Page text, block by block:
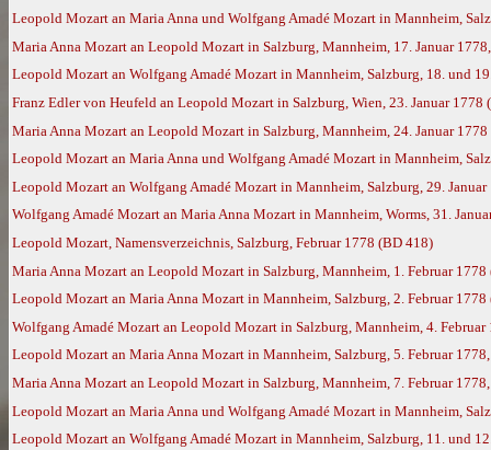
Leopold Mozart an Maria Anna und Wolfgang Amadé Mozart in Mannheim,
Maria Anna Mozart an Leopold Mozart in Salzburg, Mannheim, 17. Januar
Leopold Mozart an Wolfgang Amadé Mozart in Mannheim, Salzburg, 18. und
Franz Edler von Heufeld an Leopold Mozart in Salzburg, Wien, 23. Januar 1778
Maria Anna Mozart an Leopold Mozart in Salzburg, Mannheim, 24. Januar
Leopold Mozart an Maria Anna und Wolfgang Amadé Mozart in Mannheim,
Leopold Mozart an Wolfgang Amadé Mozart in Mannheim, Salzburg, 29.
Wolfgang Amadé Mozart an Maria Anna Mozart in Mannheim, Worms, 31.
Leopold Mozart, Namensverzeichnis, Salzburg, Februar 1778 (BD 418)
Maria Anna Mozart an Leopold Mozart in Salzburg, Mannheim, 1. Februar 1778
Leopold Mozart an Maria Anna Mozart in Mannheim, Salzburg, 2. Februar 1778
Wolfgang Amadé Mozart an Leopold Mozart in Salzburg, Mannheim, 4.
Leopold Mozart an Maria Anna Mozart in Mannheim, Salzburg, 5. Februar
Maria Anna Mozart an Leopold Mozart in Salzburg, Mannheim, 7. Februar
Leopold Mozart an Maria Anna und Wolfgang Amadé Mozart in Mannheim,
Leopold Mozart an Wolfgang Amadé Mozart in Mannheim, Salzburg, 11. und